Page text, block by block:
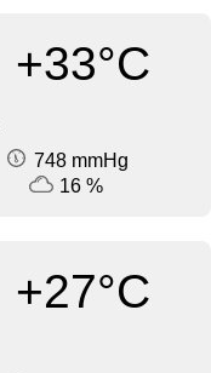
+33°C
748 mmHg
16 %
+27°C